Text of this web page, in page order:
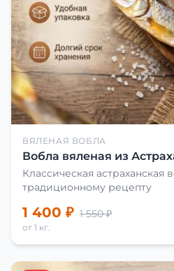
ВЯЛЕНАЯ ВОБЛА
Вобла вяленая из
Классическая астраханская
традиционному рецепту
1 400 ₽ 1 550 ₽
от 1 кг.